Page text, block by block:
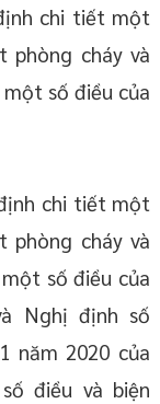
chi tiết một
phòng cháy và
số điều của
chi tiết một
phòng cháy và
số điều của
Nghị định số
năm 2020 của
điều và biện